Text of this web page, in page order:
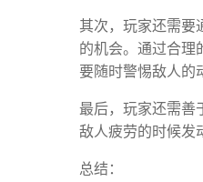
其次，玩家还需要
的机会。通过合理
要随时警惕敌人的
最后，玩家还需善
敌人疲劳的时候发
总结：